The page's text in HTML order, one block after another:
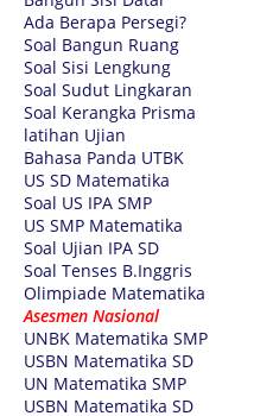
Ada Berapa Persegi?
Soal Bangun Ruang
Soal Sisi Lengkung
Soal Sudut Lingkaran
Soal Kerangka Prisma
latihan Ujian
Bahasa Panda UTBK
US SD Matematika
Soal US IPA SMP
US SMP Matematika
Soal Ujian IPA SD
Soal Tenses B.Inggris
Olimpiade Matematika
Asesmen Nasional
UNBK Matematika SMP
USBN Matematika SD
UN Matematika SMP
USBN Matematika SD